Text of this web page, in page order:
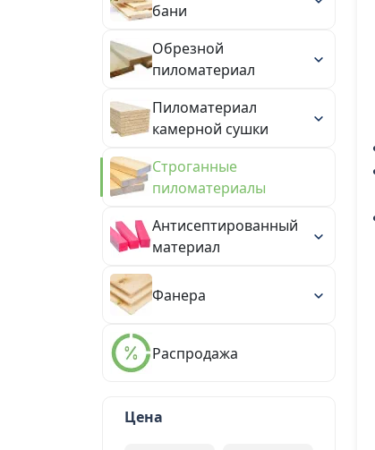
бани
Обрезной
пиломатериал
Пиломатериал
камерной сушки
Строганные
пиломатериалы
Антисептированный
материал
Фанера
Распродажа
Цена